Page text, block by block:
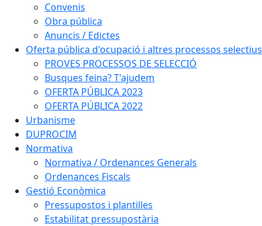
Convenis
Obra pública
Anuncis / Edictes
Oferta pública d'ocupació i altres processos selectius
PROVES PROCESSOS DE SELECCIÓ
Busques feina? T'ajudem
OFERTA PÚBLICA 2023
OFERTA PÚBLICA 2022
Urbanisme
DUPROCIM
Normativa
Normativa / Ordenances Generals
Ordenances Fiscals
Gestió Econòmica
Pressupostos i plantilles
Estabilitat pressupostària